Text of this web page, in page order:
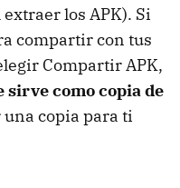
los APK). Si
compartir con tus
Compartir APK,
sirve como copia de
copia para ti